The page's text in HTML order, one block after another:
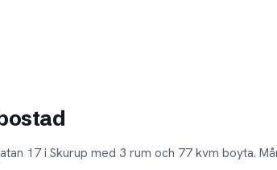
17 i Skurup med 3 rum och 77 kvm boyta.